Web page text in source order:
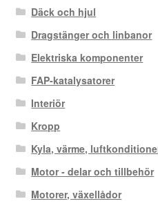
Däck och hjul
Dragstänger och linbanor
Elektriska komponenter
FAP-katalysatorer
Interiör
Kropp
Kyla, värme,
Motor - delar och tillbehör
Motorer, växellådor